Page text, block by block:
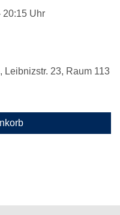
20:15 Uhr
Leibnizstr. 23, Raum 113